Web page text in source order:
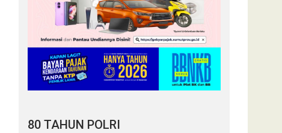
80 TAHUN POLRI